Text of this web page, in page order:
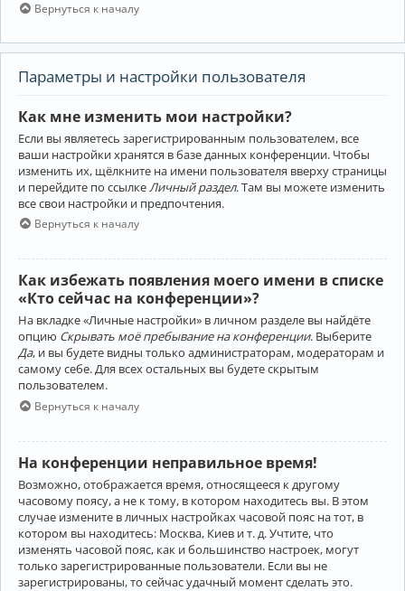
Вернуться к началу
Параметры и настройки пользователя
Как мне изменить мои настройки?
Если вы являетесь зарегистрированным пользователем, все
ваши настройки хранятся в базе данных конференции. Чтобы
изменить их, щёлкните на имени пользователя вверху страницы
и перейдите по ссылке Личный раздел. Там вы можете изменить
все свои настройки и предпочтения.
Вернуться к началу
Как избежать появления моего имени в списке
«Кто сейчас на конференции»?
На вкладке «Личные настройки» в личном разделе вы найдёте
опцию Скрывать моё пребывание на конференции. Выберите
Да, и вы будете видны только администраторам, модераторам и
самому себе. Для всех остальных вы будете скрытым
пользователем.
Вернуться к началу
На конференции неправильное время!
Возможно, отображается время, относящееся к другому
часовому поясу, а не к тому, в котором находитесь вы. В этом
случае измените в личных настройках часовой пояс на тот, в
котором вы находитесь: Москва, Киев и т. д. Учтите, что
изменять часовой пояс, как и большинство настроек, могут
только зарегистрированные пользователи. Если вы не
зарегистрированы, то сейчас удачный момент сделать это.